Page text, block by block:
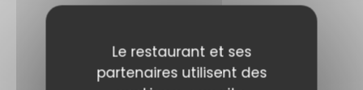
Le restaurant et ses
partenaires utilisent des